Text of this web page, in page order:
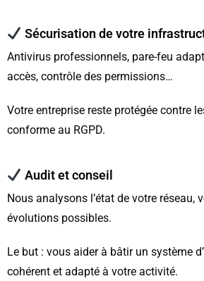
Sécurisation de votre
Antivirus professionnels, pare-feu
accès, contrôle des permissions…
Votre entreprise reste protégée contre
conforme au RGPD.
Audit et conseil
Nous analysons l’état de votre réseau,
évolutions possibles.
Le but : vous aider à bâtir un système
cohérent et adapté à votre activité.